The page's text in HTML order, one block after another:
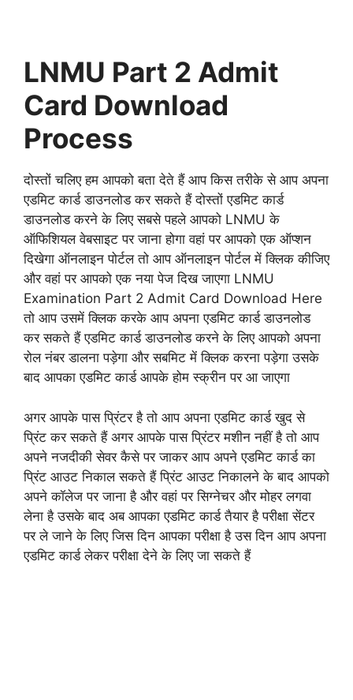
LNMU Part 2 Admit
Card Download
Process
दोस्तों चलिए हम आपको बता देते हैं आप किस तरीके से आप अपना
एडमिट कार्ड डाउनलोड कर सकते हैं दोस्तों एडमिट कार्ड
डाउनलोड करने के लिए सबसे पहले आपको LNMU के
ऑफिशियल वेबसाइट पर जाना होगा वहां पर आपको एक ऑप्शन
दिखेगा ऑनलाइन पोर्टल तो आप ऑनलाइन पोर्टल में क्लिक कीजिए
और वहां पर आपको एक नया पेज दिख जाएगा LNMU
Examination Part 2 Admit Card Download Here
तो आप उसमें क्लिक करके आप अपना एडमिट कार्ड डाउनलोड
कर सकते हैं एडमिट कार्ड डाउनलोड करने के लिए आपको अपना
रोल नंबर डालना पड़ेगा और सबमिट में क्लिक करना पड़ेगा उसके
बाद आपका एडमिट कार्ड आपके होम स्क्रीन पर आ जाएगा
अगर आपके पास प्रिंटर है तो आप अपना एडमिट कार्ड खुद से
प्रिंट कर सकते हैं अगर आपके पास प्रिंटर मशीन नहीं है तो आप
अपने नजदीकी सेवर कैसे पर जाकर आप अपने एडमिट कार्ड का
प्रिंट आउट निकाल सकते हैं प्रिंट आउट निकालने के बाद आपको
अपने कॉलेज पर जाना है और वहां पर सिग्नेचर और मोहर लगवा
लेना है उसके बाद अब आपका एडमिट कार्ड तैयार है परीक्षा सेंटर
पर ले जाने के लिए जिस दिन आपका परीक्षा है उस दिन आप अपना
एडमिट कार्ड लेकर परीक्षा देने के लिए जा सकते हैं